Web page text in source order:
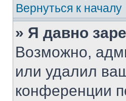
Вернуться к началу
» Я давно
Возможно,
или удалил
конференции